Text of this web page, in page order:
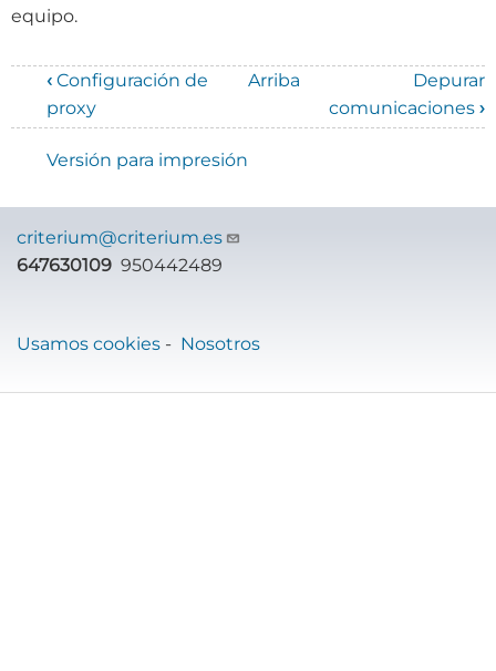
equipo.
Enlaces
para
de
‹ Configuración de
proxy
Arriba
Depurar
comunicaciones ›
Versión para impresión
criterium@criterium.es
647630109 950442489
Usamos cookies - Nosotros